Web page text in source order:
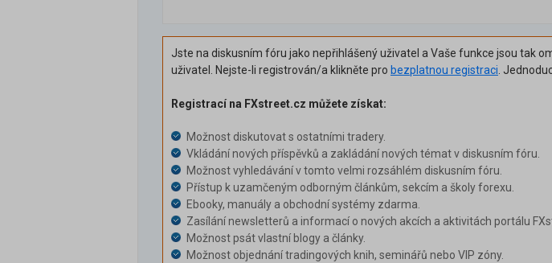
Jste na diskusním fóru jako nepřihlášený uživatel a Vaše funkce jsou tak
uživatel. Nejste-li registrován/a klikněte pro bezplatnou registraci.
Registrací na FXstreet.cz můžete získat:
Možnost diskutovat s ostatními tradery.
Vkládání nových příspěvků a zakládání nových témat v diskusním fóru.
Možnost vyhledávání v tomto velmi rozsáhlém diskusním fóru.
Přístup k uzamčeným odborným článkům, sekcím a školy forexu.
Ebooky, manuály a obchodní systémy zdarma.
Zasílání newsletterů a informací o nových akcích a aktivitách portálu
Možnost psát vlastní blogy a články.
Možnost objednání tradingových knih, seminářů nebo VIP zóny.